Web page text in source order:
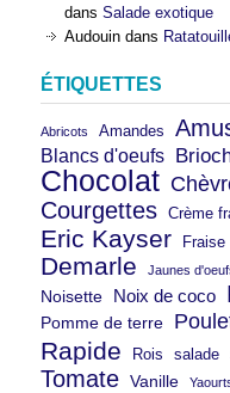
dans Salade exotique
Audouin dans
ÉTIQUETTES
Abricots Amandes
Blancs d'oeufs
Chocolat
Courgettes Crème
Eric Kayser Fraise
Demarle
Jaunes
Noisette Noix de coco
Pomme de terre
Rapide Rois salade
Tomate Vanille